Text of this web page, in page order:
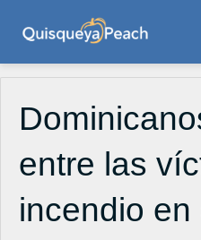
entre las
incendio en